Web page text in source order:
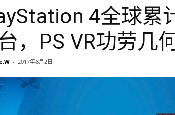
网
4全球累
，PS VR功劳几何
- 2017年8月2日